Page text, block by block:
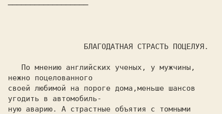
──────────────────
нежно поцелованного
своей любимой на пороге дома,меньше шансов
угодить в автомобиль-
ную аварию. А страстные объятия с томными